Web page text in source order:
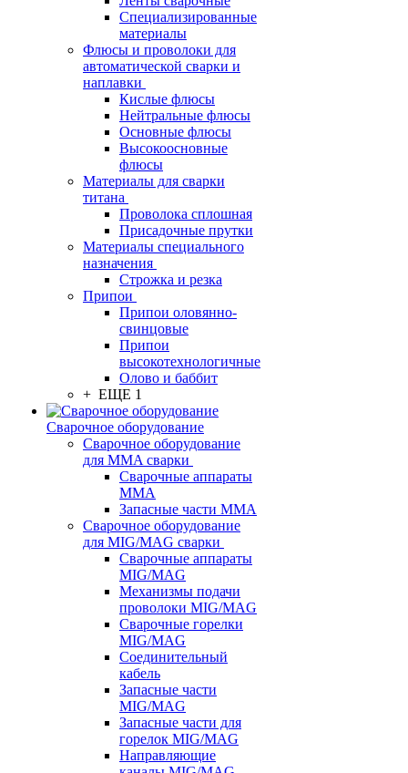
Специализированные
материалы
Флюсы и проволоки для
автоматической сварки и
наплавки
Кислые флюсы
Нейтральные флюсы
Основные флюсы
Высокоосновные
флюсы
Материалы для сварки
титана
Проволока сплошная
Присадочные прутки
Материалы специального
назначения
Строжка и резка
Припои
Припои оловянно-
свинцовые
Припои
высокотехнологичные
Олово и баббит
+ ЕЩЕ 1
Сварочное оборудование
Сварочное оборудование
для MMA сварки
Сварочные аппараты
MMA
Запасные части MMA
Сварочное оборудование
для MIG/MAG сварки
Сварочные аппараты
MIG/MAG
Механизмы подачи
проволоки MIG/MAG
Сварочные горелки
MIG/MAG
Соединительный
кабель
Запасные части
MIG/MAG
Запасные части для
горелок MIG/MAG
Направляющие